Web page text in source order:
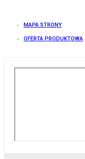
MAPA STRONY
OFERTA PRODUKTOWA